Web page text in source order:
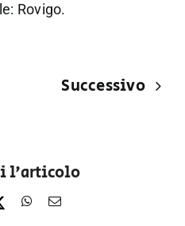
Rovigo.
Successivo
l'articolo